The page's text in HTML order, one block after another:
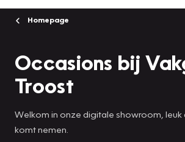
Homepage
Occasions bij
Troost
Welkom in onze digitale showroom, leuk
komt nemen.